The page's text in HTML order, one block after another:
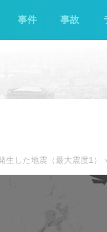
事件 事故
生した地震（最大震度1）